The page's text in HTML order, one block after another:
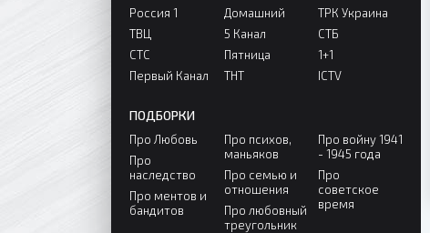
Россия 1
ТВЦ
СТС
Первый Канал
Домашний
5 Канал
Пятница
ТНТ
ТРК Украина
СТБ
1+1
ICTV
ПОДБОРКИ
Про Любовь
Про
наследство
Про ментов и
бандитов
Про психов,
маньяков
Про семью и
отношения
Про любовный
треугольник
Про войну 1941
- 1945 года
Про
советское
время